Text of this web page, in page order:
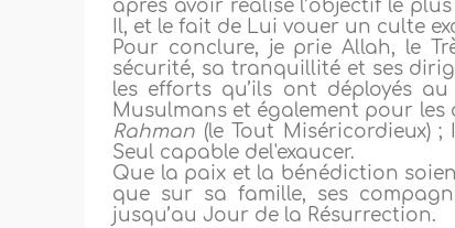
après avoir réalisé l’objectif le
Il, et le fait de Lui vouer un culte
Pour conclure, je prie Allah, le
sécurité, sa tranquillité et ses
les efforts qu’ils ont déployés
Musulmans et également pour les
Rahman (le Tout Miséricordieux)
Seul capable del'exaucer.
Que la paix et la bénédiction
que sur sa famille, ses
jusqu’au Jour de la Résurrection.